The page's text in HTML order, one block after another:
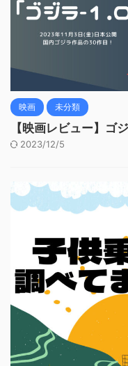
映画 未分類
【映画レビュー】ゴ
2023/12/5